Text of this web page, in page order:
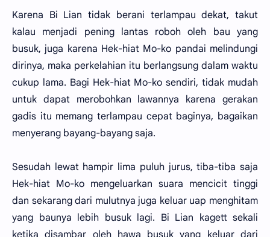
Karena Bi Lian tidak berani terlampau dekat, takut
kalau menjadi pening lantas roboh oleh bau yang
busuk, juga karena Hek-hiat Mo-ko pandai melindungi
dirinya, maka perkelahian itu berlangsung dalam waktu
cukup lama. Bagi Hek-hiat Mo-ko sendiri, tidak mudah
untuk dapat merobohkan lawannya karena gerakan
gadis itu memang terlampau cepat baginya, bagaikan
menyerang bayang-bayang saja.
Sesudah lewat hampir lima puluh jurus, tiba-tiba saja
Hek-hiat Mo-ko mengeluarkan suara mencicit tinggi
dan sekarang dari mulutnya juga keluar uap menghitam
yang baunya lebih busuk lagi. Bi Lian kagett sekali
ketika disambar oleh hawa busuk yang keluar dari